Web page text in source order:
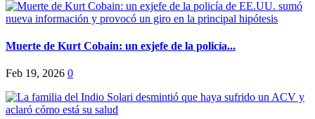
Muerte de Kurt Cobain: un exjefe de la policía...
Feb 19, 2026 0